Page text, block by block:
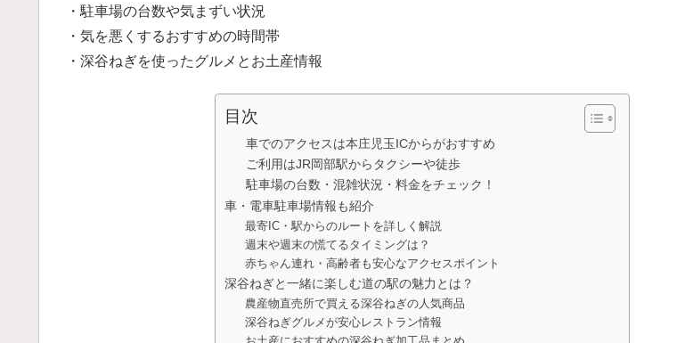
・駐車場の台数や気まずい状況
・気を悪くするおすすめの時間帯
・深谷ねぎを使ったグルメとお土産情報
目次
車でのアクセスは本庄児玉ICからがおすすめ
ご利用はJR岡部駅からタクシーや徒歩
駐車場の台数・混雑状況・料金をチェック！
車・電車駐車場情報も紹介
最寄IC・駅からのルートを詳しく解説
週末や週末の慌てるタイミングは？
赤ちゃん連れ・高齢者も安心なアクセスポイント
深谷ねぎと一緒に楽しむ道の駅の魅力とは？
農産物直売所で買える深谷ねぎの人気商品
深谷ねぎグルメが安心レストラン情報